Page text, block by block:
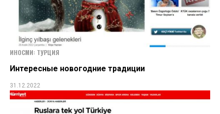
ИНОСМИ: ТУРЦИЯ
Интересные новогодние традиции
31.12.2022